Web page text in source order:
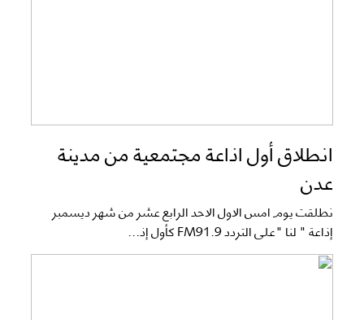
انطلاق أول اذاعة مجتمعية من مدينة
عدن
نطلقت يوم امس الاول الاحد الرابع عشر من شهر ديسمبر
إذاعة " لنا "على التردد FM91.9 كأول إذ...